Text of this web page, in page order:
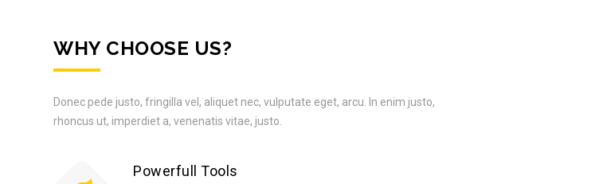
WHY CHOOSE US?
Donec pede justo, fringilla vel, aliquet nec, vulputate eget, arcu. In enim justo,
rhoncus ut, imperdiet a, venenatis vitae, justo.
Powerfull Tools